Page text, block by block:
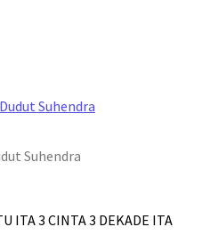
Suhendra
ITA 3 CINTA 3 DEKADE ITA